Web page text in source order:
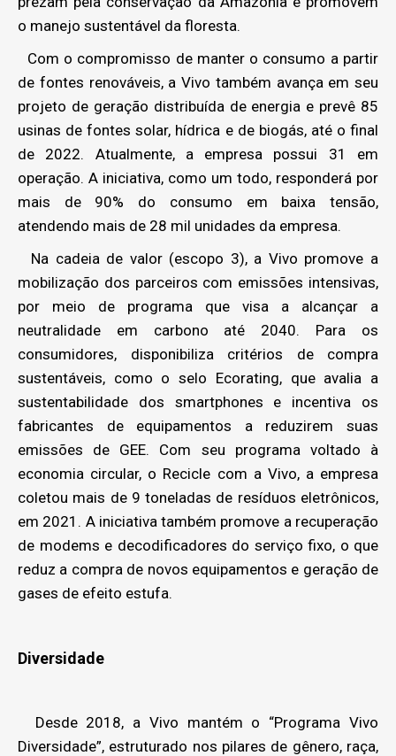
o manejo sustentável da floresta.
Com o compromisso de manter o consumo a partir
de fontes renováveis, a Vivo também avança em seu
projeto de geração distribuída de energia e prevê 85
usinas de fontes solar, hídrica e de biogás, até o final
de 2022. Atualmente, a empresa possui 31 em
operação. A iniciativa, como um todo, responderá por
mais de 90% do consumo em baixa tensão,
atendendo mais de 28 mil unidades da empresa.
Na cadeia de valor (escopo 3), a Vivo promove a
mobilização dos parceiros com emissões intensivas,
por meio de programa que visa a alcançar a
neutralidade em carbono até 2040. Para os
consumidores, disponibiliza critérios de compra
sustentáveis, como o selo Ecorating, que avalia a
sustentabilidade dos smartphones e incentiva os
fabricantes de equipamentos a reduzirem suas
emissões de GEE. Com seu programa voltado à
economia circular, o Recicle com a Vivo, a empresa
coletou mais de 9 toneladas de resíduos eletrônicos,
em 2021. A iniciativa também promove a recuperação
de modems e decodificadores do serviço fixo, o que
reduz a compra de novos equipamentos e geração de
gases de efeito estufa.
Diversidade
Desde 2018, a Vivo mantém o “Programa Vivo
Diversidade”, estruturado nos pilares de gênero, raça,